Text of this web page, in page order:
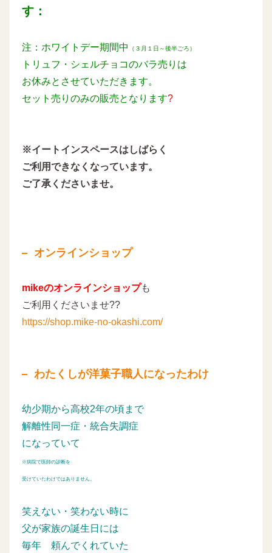
す：
注：ホワイトデー期間中 （３月１日～後半ごろ）
トリュフ・シェルチョコのバラ売りは
お休みとさせていただきます。
セット売りのみの販売となります?
※イートインスペースはしばらく
ご利用できなくなっています。
ご了承くださいませ。
オンラインショップ
mikeのオンラインショップも
ご利用くださいませ??
https://shop.mike-no-okashi.com/
わたくしが洋菓子職人になったわけ
幼少期から高校2年の頃まで
解離性同一症・統合失調症
になっていて
※病院で医師の診断を
受けていたわけではありません。
笑えない・笑わない時に
父が家族の誕生日には
毎年 頼んでくれていた